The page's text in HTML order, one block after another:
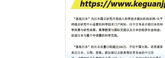
促进青年研究人员赴海外开展研
经济・社会
铁道综研新任理事长芦谷公稔：
防灾等核心优势服务社会
科学研究
东京大学通过叶绿体基因组编辑